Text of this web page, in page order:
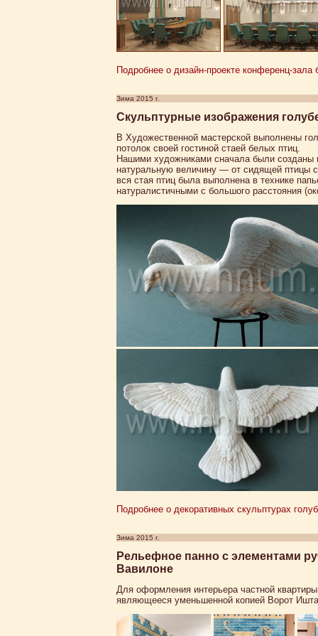
Подробнее о дизайн-проекте конференц-
Зима 2015 г.
Скульптурные изображения
В Художественной мастерской выполнены
потолок своей гостиной стаей белых птиц.
Нашими художниками сначала были созданы
натуральную величину — от сидящей птицы
вся стая птиц была выполнена в технике
натуралистичными с большого расстояния
Подробнее о декоративных скульптурах
Зима 2015 г.
Рельефное панно с элементами
Вавилоне
Для оформления интерьера частной
являющееся уменьшенной копией Ворот